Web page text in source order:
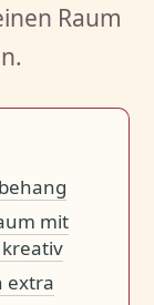
Raum
mit
extra